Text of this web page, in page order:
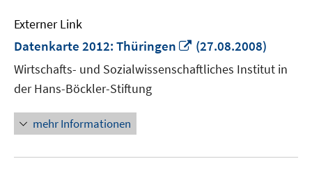
Externer Link
Datenkarte 2012: Thüringen
In
neuem
Fenster
(27.08.2008)
Wirtschafts- und Sozialwissenschaftliches Institut in
der Hans-Böckler-Stiftung
mehr Informationen